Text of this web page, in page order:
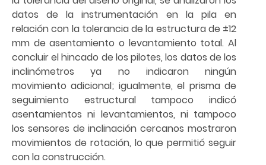
datos de la instrumentación en la pila en
relación con la tolerancia de la estructura de ±12
mm de asentamiento o levantamiento total. Al
concluir el hincado de los pilotes, los datos de los
inclinómetros ya no indicaron ningún
movimiento adicional; igualmente, el prisma de
seguimiento estructural tampoco indicó
asentamientos ni levantamientos, ni tampoco
los sensores de inclinación cercanos mostraron
movimientos de rotación, lo que permitió seguir
con la construcción.